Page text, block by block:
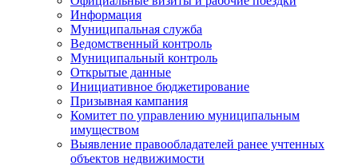
Информация
Муниципальная служба
Ведомственный контроль
Муниципальный контроль
Открытые данные
Инициативное бюджетирование
Призывная кампания
Комитет по управлению муниципальным
имуществом
Выявление правообладателей ранее учтенных
объектов недвижимости